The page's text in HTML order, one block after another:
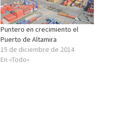
Puntero en crecimiento el
Puerto de Altamira
15 de diciembre de 2014
En «Todo»